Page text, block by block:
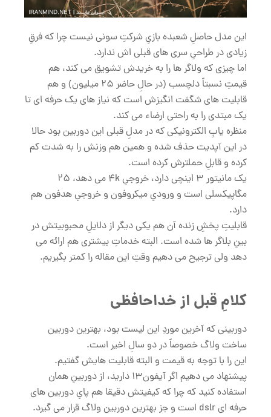
این مدل حاصلِ شعبده بازیِ شرکتِ سونی نیست چرا که فرقِ
زیادی در طراحیِ سری های قبلی اش ندارد.
اما چیزی که ولاگر ها را به خریدش تشویق می کند، هم
قیمتِ نسبتاً دلچسب (در حالِ حاضر 25 میلیون) و هم
قابلیت های شگفت انگیزش است که نیاز های یک حرفه ای تا
یک مبتدی را به راحتی ارضاء می کند.
منظره یابِ الکترونیکی که در مدلِ قبلی این دوربین بود حالا
در این آپدیت حذف شده و همین هم وزنش را به شدت کم
کرده و قابلِ حملترش کرده است.
یک مانیتور 3 اینچی دارد، خروجیِ 4k می دهد، 25
مگاپیکسلی است و ورودیِ میکروفون و خروجیِ هدفون هم
دارد.
قابلیتِ پخشِ زنده آن هم یکی دیگر از دلایلِ محبوبیتش در
بینِ بلاگر ها شده است. البته خدماتِ بیشتری هم ارائه می
دهد ولی ترجیح می دهیم وقتِ این مقاله را کمتر بگیریم.
کلامِ قبل از خداحافظی
دوربینی که آخرین موردِ این لیست بود، بهترین دوربین
ساخت ولاگ خصوصاً در دو سالِ اخیر است.
این را با توجه به قیمت و البته قابلیت هایش گفتیم.
پیشنهاد می دهیم اگر آیفون13 دارید، از دوربینِ همان
استفاده کنید که چرا که کیفیتش دقیقا هم پایِ دوربین های
حرفه ای dslr است و جز بهترین دوربین ولاگ قرار می گیرد.